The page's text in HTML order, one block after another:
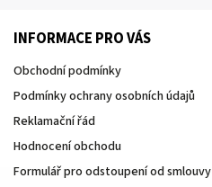
INFORMACE PRO VÁS
Obchodní podmínky
Podmínky ochrany osobních údajů
Reklamační řád
Hodnocení obchodu
Formulář pro odstoupení od smlouvy